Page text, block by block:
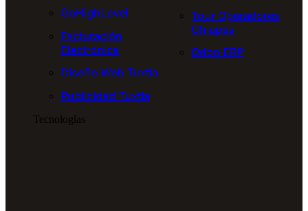
GoHighLevel
Facturación
Electrónica
Diseño Web Tuxtla
Publicidad Tuxtla
Tour Operadores
Chiapas
Odoo ERP
Tecnologías